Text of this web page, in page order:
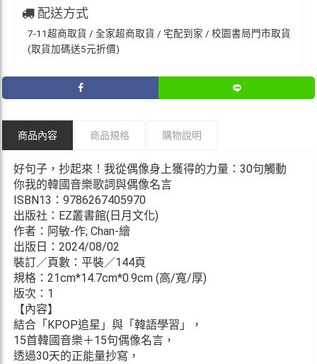
配送方式
7-11超商取貨 / 全家超商取貨 / 宅配到家 / 校園書局門市取貨
(取貨加碼送5元折價)
商品內容 商品規格 購物說明
好句子，抄起來！我從偶像身上獲得的力量：30句觸動
你我的韓國音樂歌詞與偶像名言
ISBN13：9786267405970
出版社：EZ叢書館(日月文化)
作者：阿敏-作; Chan-繪
出版日：2024/08/02
裝訂／頁數：平裝／144頁
規格：21cm*14.7cm*0.9cm (高/寬/厚)
版次：1
【內容】
結合「KPOP追星」與「韓語學習」，
15首韓國音樂＋15句偶像名言，
透過30天的正能量抄寫，